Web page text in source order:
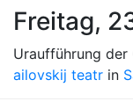
Freitag,
Uraufführung der
ailovskij teatr in